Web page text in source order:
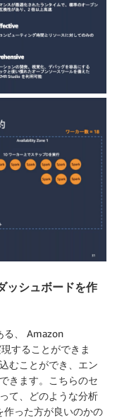
ッシュボードを作
る、 Amazon
することができま
むことができ、エン
きます。こちらのセ
て、どのような分析
作った方が良いのかの